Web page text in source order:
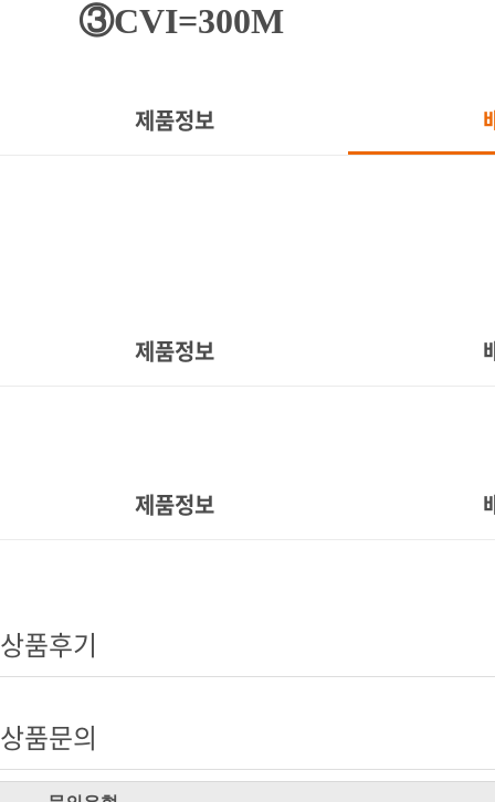
③CVI=300M
제품정보
제품정보
제품정보
상품후기
상품문의